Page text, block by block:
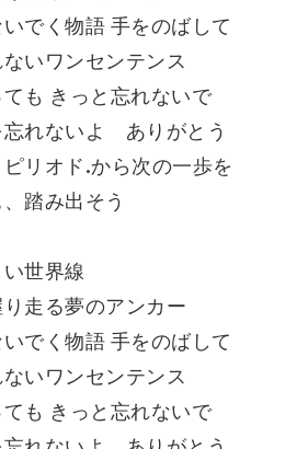
でく物語 手をのばして
いワンセンテンス
も きっと忘れないで
忘れないよ ありがとう
リオド.から次の一歩を
踏み出そう
世界線
走る夢のアンカー
でく物語 手をのばして
いワンセンテンス
も きっと忘れないで